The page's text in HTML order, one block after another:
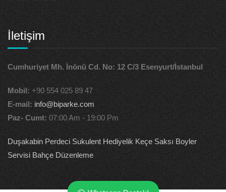
İletişim
Cumhuriyet Mh. İnönü Cd. No: 12 C/3 Esenyurt/İstanbul
Mobil:+90 554 025 89 47
E-mail:info@biparke.com
Paz- Cumt: 07:00 Am - 19:00 Pm
Duşakabin Perdeci Sukulent Hediyelik Keçe Saksı Boyler
Servisi Bahçe Düzenleme